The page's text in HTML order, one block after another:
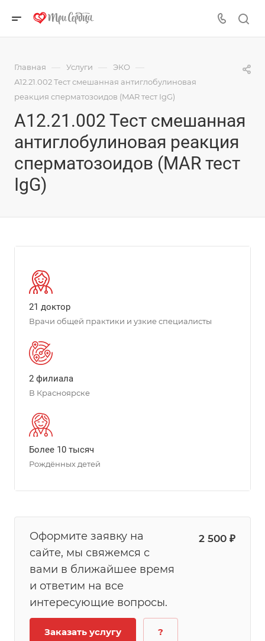
Главная — Услуги — ЭКО —
А12.21.002 Тест смешанная антиглобулиновая
реакция сперматозоидов (MAR тест IgG)
А12.21.002 Тест смешанная
антиглобулиновая реакция
сперматозоидов (MAR тест
IgG)
21 доктор
Врачи общей практики и узкие специалисты
2 филиала
В Красноярске
Более 10 тысяч
Рождённых детей
Оформите заявку на
сайте, мы свяжемся с
вами в ближайшее время
и ответим на все
интересующие вопросы.
2 500 ₽
Заказать услугу ?